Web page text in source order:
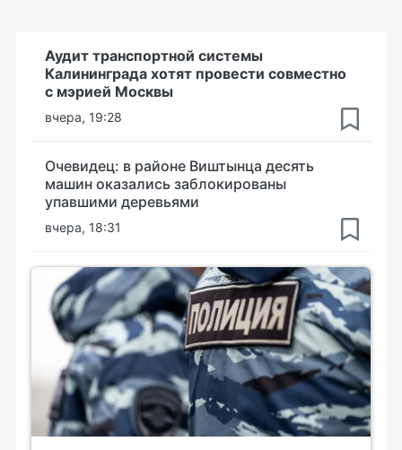
Аудит транспортной системы
Калининграда хотят провести совместно
с мэрией Москвы
вчера, 19:28
Очевидец: в районе Виштынца десять
машин оказались заблокированы
упавшими деревьями
вчера, 18:31